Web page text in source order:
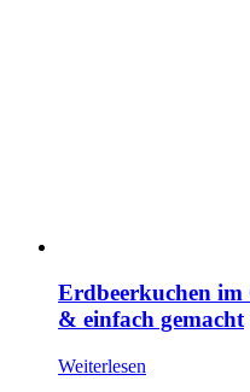
Erdbeerkuchen im
& einfach gemacht
Weiterlesen